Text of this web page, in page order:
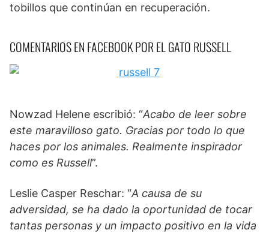
tobillos que continúan en recuperación.
COMENTARIOS EN FACEBOOK POR EL GATO RUSSELL
Nowzad Helene escribió: “Acabo de leer sobre
este maravilloso gato. Gracias por todo lo que
haces por los animales. Realmente inspirador
como es Russell”.
Leslie Casper Reschar: “A causa de su
adversidad, se ha dado la oportunidad de tocar
tantas personas y un impacto positivo en la vida